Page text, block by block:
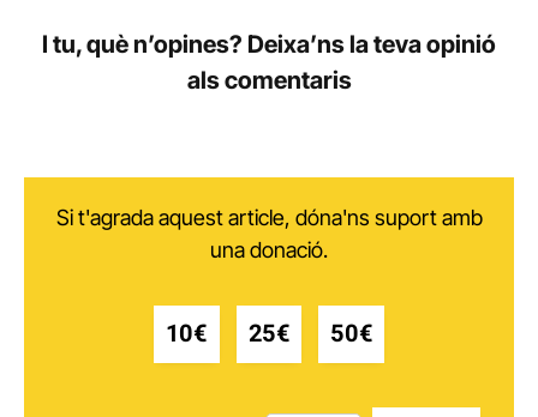
I tu, què n’opines? Deixa’ns la teva opinió
als comentaris
Si t'agrada aquest article, dóna'ns suport amb
una donació.
10€ 25€ 50€